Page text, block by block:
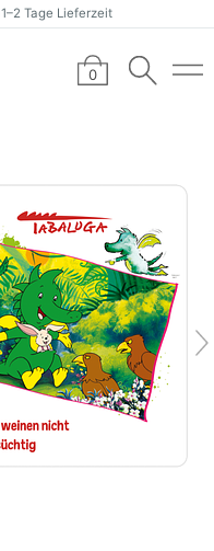
1–2 Tage Lieferzeit
0